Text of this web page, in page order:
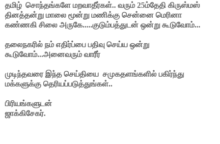
தமிழ் சொந்தங்களே மறவாதீர்கள்.. வரும் 25ம்தேதி கிருஸ்மஸ்
தினத்தன்று மாலை மூன்று மணிக்கு சென்னை மெரினா
கண்ணகி சிலை அருகே.....குடும்பத்துடன் ஒன்று கூடுவோம்...
தலைநகரில் நம் எதிர்ப்பை பதிவு செய்ய ஒன்று
கூடுவோம்...அனைவரும் வாரீர்
முடிந்தவரை இந்த செய்தியை சமுகதளங்களில் பகிர்ந்து
மக்களுக்கு தெரியப்படுத்துங்கள்..
பிரியங்களுடன்
ஜாக்கிசேகர்.